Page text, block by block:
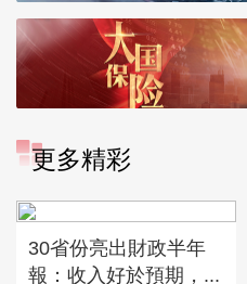
更多精彩
30省份亮出財政半年
報：收入好於預期，...